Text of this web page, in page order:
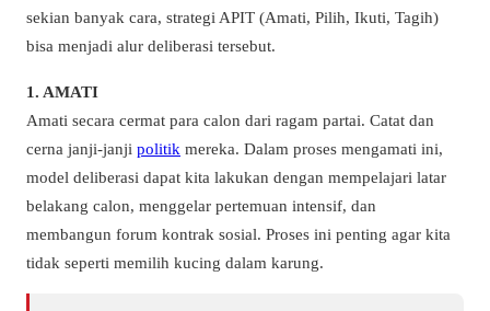
sekian banyak cara, strategi APIT (Amati, Pilih, Ikuti, Tagih)
bisa menjadi alur deliberasi tersebut.
1. AMATI
Amati secara cermat para calon dari ragam partai. Catat dan
cerna janji-janji politik mereka. Dalam proses mengamati ini,
model deliberasi dapat kita lakukan dengan mempelajari latar
belakang calon, menggelar pertemuan intensif, dan
membangun forum kontrak sosial. Proses ini penting agar kita
tidak seperti memilih kucing dalam karung.